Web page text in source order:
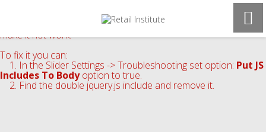
Revolution Slider Error: You have some jquery.js library include
that comes after the revolution files js include.
This includes make eliminates the revolution slider libraries, and
make it not work.
To fix it you can:
1. In the Slider Settings -> Troubleshooting set option: Put JS
Includes To Bodyoption to true.
2. Find the double jquery.js include and remove it.